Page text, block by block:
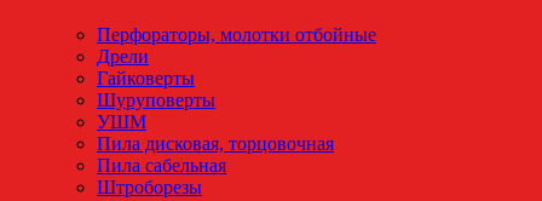
Перфораторы, молотки отбойные
Дрели
Гайковерты
Шуруповерты
УШМ
Пила дисковая, торцовочная
Пила сабельная
Штроборезы